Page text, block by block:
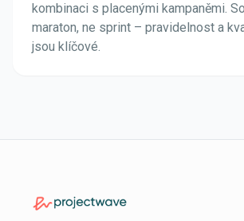
kombinaci s placenými kampaněmi.
maraton, ne sprint – pravidelnost a
jsou klíčové.